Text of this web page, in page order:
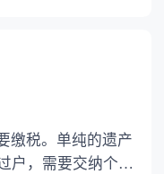
户，需要交纳个人